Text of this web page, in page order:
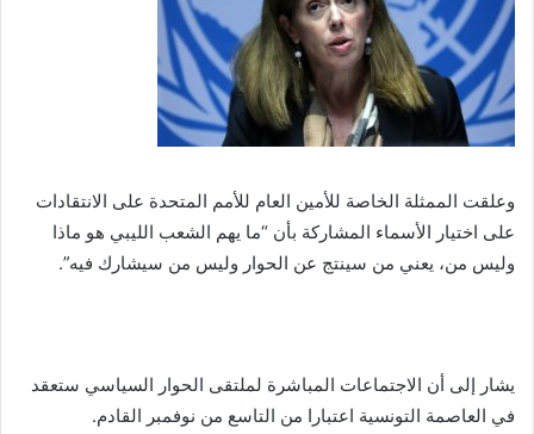
وعلقت الممثلة الخاصة للأمين العام للأمم المتحدة على الانتقادات
على اختيار الأسماء المشاركة بأن “ما يهم الشعب الليبي هو ماذا
وليس من، يعني من سينتج عن الحوار وليس من سيشارك فيه”.
يشار إلى أن الاجتماعات المباشرة لملتقى الحوار السياسي ستعقد
في العاصمة التونسية اعتبارا من التاسع من نوفمبر القادم.